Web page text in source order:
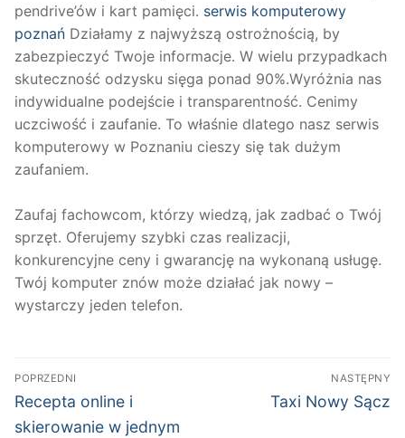
pendrive’ów i kart pamięci. serwis komputerowy
poznań Działamy z najwyższą ostrożnością, by
zabezpieczyć Twoje informacje. W wielu przypadkach
skuteczność odzysku sięga ponad 90%.Wyróżnia nas
indywidualne podejście i transparentność. Cenimy
uczciwość i zaufanie. To właśnie dlatego nasz serwis
komputerowy w Poznaniu cieszy się tak dużym
zaufaniem.
Zaufaj fachowcom, którzy wiedzą, jak zadbać o Twój
sprzęt. Oferujemy szybki czas realizacji,
konkurencyjne ceny i gwarancję na wykonaną usługę.
Twój komputer znów może działać jak nowy –
wystarczy jeden telefon.
Nawigacja
wpisu
POPRZEDNI
Poprzedni
wpis:
Recepta online i
skierowanie w jednym
NASTĘPNY
Następny
Taxi Nowy Sącz